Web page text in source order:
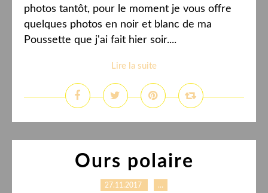
photos tantôt, pour le moment je vous offre
quelques photos en noir et blanc de ma
Poussette que j'ai fait hier soir....
Lire la suite
Ours polaire
27.11.2017 …